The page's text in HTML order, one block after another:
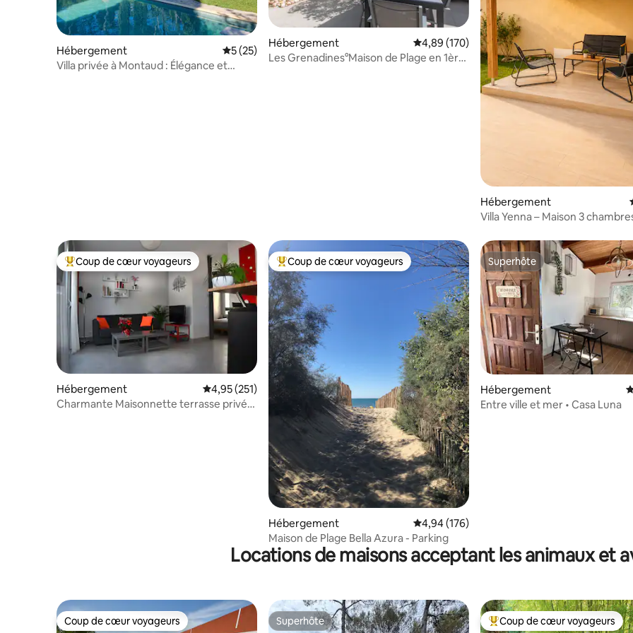
Hébergement Évaluation moyenne sur la base de 25 commentaires : 5 sur 5
5 (25)
Villa privée à Montaud : Élégance et
Hébergement Évaluation moyenne sur la base de 170
4,89 (170)
Les Grenadines°Maison de Plage en 1ère
Hébergement
Villa Yenna – Maison 3
Coups de cœur voyageurs les plus appréciés
Coup de cœur voyageurs
Hébergement Évaluation moyenne sur la base de 251 commentaires : 4,95 sur 5
4,95 (251)
Charmante Maisonnette terrasse privée
Coups de cœur voyageurs les plus appréciés
Coup de cœur voyageurs
Hébergement Évaluation moyenne sur la base de 176
4,94 (176)
Maison de Plage Bella Azura - Parking
Superhôte
Superhôte
Hébergement
Entre ville et mer • Casa Luna
Locations de maisons acceptant les animaux et
Coup de cœur voyageurs
Coup de cœur voyageurs Superhôte
Superhôte Coups de cœur voyageurs les
Coup de cœur voyageurs